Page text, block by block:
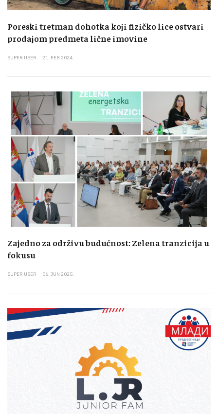
Poreski tretman dohotka koji fizičko lice ostvari
prodajom predmeta lične imovine
SUPER USER 21. FEB 2024.
Zajedno za održivu budućnost: Zelena tranzicija u
fokusu
SUPER USER 06. JUN 2025.